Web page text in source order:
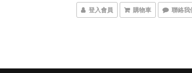
登入會員 購物車 聯絡我